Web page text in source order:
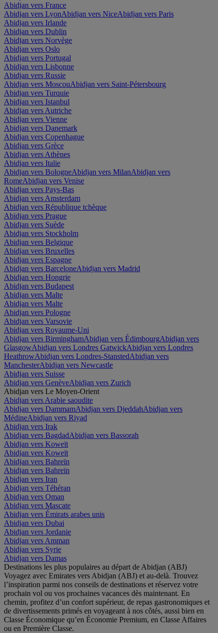
Abidjan vers France
Abidjan vers LyonAbidjan vers NiceAbidjan vers Paris
Abidjan vers Irlande
Abidjan vers Dublin
Abidjan vers Norvège
Abidjan vers Oslo
Abidjan vers Portugal
Abidjan vers Lisbonne
Abidjan vers Russie
Abidjan vers MoscouAbidjan vers Saint-Pétersbourg
Abidjan vers Turquie
Abidjan vers Istanbul
Abidjan vers Autriche
Abidjan vers Vienne
Abidjan vers Danemark
Abidjan vers Copenhague
Abidjan vers Grèce
Abidjan vers Athènes
Abidjan vers Italie
Abidjan vers BologneAbidjan vers MilanAbidjan vers
RomeAbidjan vers Venise
Abidjan vers Pays-Bas
Abidjan vers Amsterdam
Abidjan vers République tchèque
Abidjan vers Prague
Abidjan vers Suède
Abidjan vers Stockholm
Abidjan vers Belgique
Abidjan vers Bruxelles
Abidjan vers Espagne
Abidjan vers BarceloneAbidjan vers Madrid
Abidjan vers Hongrie
Abidjan vers Budapest
Abidjan vers Malte
Abidjan vers Malte
Abidjan vers Pologne
Abidjan vers Varsovie
Abidjan vers Royaume-Uni
Abidjan vers BirminghamAbidjan vers ÉdimbourgAbidjan vers
GlasgowAbidjan vers Londres GatwickAbidjan vers Londres
HeathrowAbidjan vers Londres-StanstedAbidjan vers
ManchesterAbidjan vers Newcastle
Abidjan vers Suisse
Abidjan vers GenèveAbidjan vers Zurich
Abidjan vers Le Moyen-Orient
Abidjan vers Arabie saoudite
Abidjan vers DammamAbidjan vers DjeddahAbidjan vers
MédineAbidjan vers Riyad
Abidjan vers Irak
Abidjan vers BagdadAbidjan vers Bassorah
Abidjan vers Koweït
Abidjan vers Koweït
Abidjan vers Bahreïn
Abidjan vers Bahreïn
Abidjan vers Iran
Abidjan vers Téhéran
Abidjan vers Oman
Abidjan vers Mascate
Abidjan vers Émirats arabes unis
Abidjan vers Dubai
Abidjan vers Jordanie
Abidjan vers Amman
Abidjan vers Syrie
Abidjan vers Damas
Destinations les plus populaires au départ de Abidjan (ABJ)
Voyagez avec Emirates vers Abidjan (ABJ) et au-delà. Trouvez
l’inspiration parmi nos conseils de destinations et réservez votre
prochain vol ou vos prochaines vacances dès maintenant. En
chemin, profitez d’un confort supérieur, de repas gastronomiques et
de divertissements primés en voyageant à nos côtés, aussi bien en
Classe Économique qu’en Économie Premium, en Classe Affaires
ou en Première Classe.